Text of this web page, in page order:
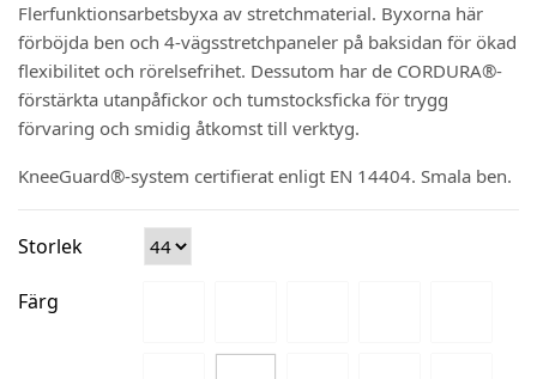
Flerfunktionsarbetsbyxa av stretchmaterial. Byxorna här
förböjda ben och 4-vägsstretchpaneler på baksidan för ökad
flexibilitet och rörelsefrihet. Dessutom har de CORDURA®-
förstärkta utanpåfickor och tumstocksficka för trygg
förvaring och smidig åtkomst till verktyg.
KneeGuard®-system certifierat enligt EN 14404. Smala ben.
Storlek
Färg